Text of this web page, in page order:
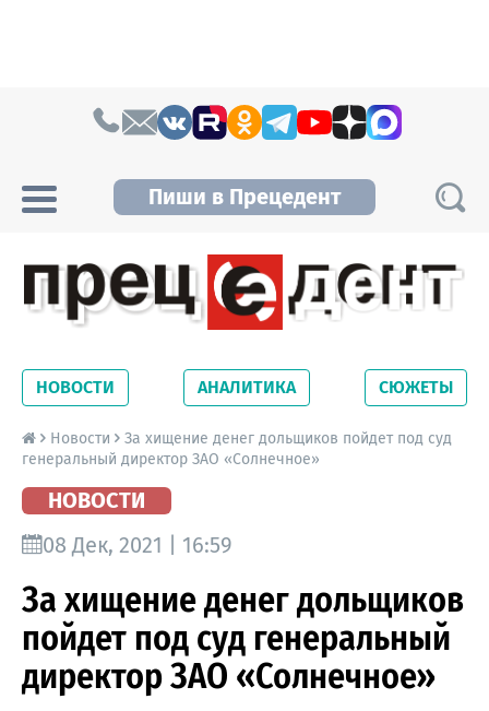
Пиши в Прецедент
Новосибирской области. Читайте свежие
новости на сайте сетевого издания
Precedent.
НОВОСТИ АНАЛИТИКА СЮЖЕТЫ
Новости
За хищение денег дольщиков пойдет под суд
генеральный директор ЗАО «Солнечное»
НОВОСТИ
08 Дек, 2021 | 16:59
За хищение денег дольщиков
пойдет под суд генеральный
директор ЗАО «Солнечное»